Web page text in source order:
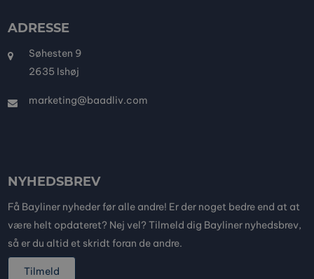
ADRESSE
Søhesten 9
2635 Ishøj
marketing@baadliv.com
NYHEDSBREV
Få Bayliner nyheder før alle andre! Er der noget bedre end at at
være helt opdateret? Nej vel? Tilmeld dig Bayliner nyhedsbrev,
så er du altid et skridt foran de andre.
Tilmeld